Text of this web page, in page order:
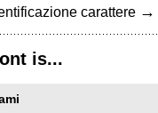
carattere →
is...